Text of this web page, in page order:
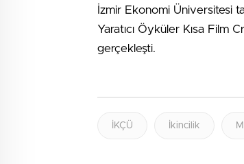
İzmir Ekonomi Üniversitesi
Yaratıcı Öyküler Kısa Film
gerçekleşti.
İKÇÜ İkincilik